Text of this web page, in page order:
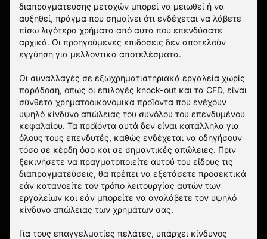
διαπραγμάτευσης μετοχών μπορεί να μειωθεί ή να
αυξηθεί, πράγμα που σημαίνει ότι ενδέχεται να λάβετε
πίσω λιγότερα χρήματα από αυτά που επενδύσατε
αρχικά. Οι προηγούμενες επιδόσεις δεν αποτελούν
εγγύηση για μελλοντικά αποτελέσματα.
Οι συναλλαγές σε εξωχρηματιστηριακά εργαλεία χωρίς
παράδοση, όπως οι επιλογές knock-out και τα CFD, είναι
σύνθετα χρηματοοικονομικά προϊόντα που ενέχουν
υψηλό κίνδυνο απώλειας του συνόλου του επενδυμένου
κεφαλαίου. Τα προϊόντα αυτά δεν είναι κατάλληλα για
όλους τους επενδυτές, καθώς ενδέχεται να οδηγήσουν
τόσο σε κέρδη όσο και σε σημαντικές απώλειες. Πριν
ξεκινήσετε να πραγματοποιείτε αυτού του είδους τις
διαπραγματεύσεις, θα πρέπει να εξετάσετε προσεκτικά
εάν κατανοείτε τον τρόπο λειτουργίας αυτών των
εργαλείων και εάν μπορείτε να αναλάβετε τον υψηλό
κίνδυνο απώλειας των χρημάτων σας.
Για τους επαγγελματίες πελάτες, υπάρχει κίνδυνος